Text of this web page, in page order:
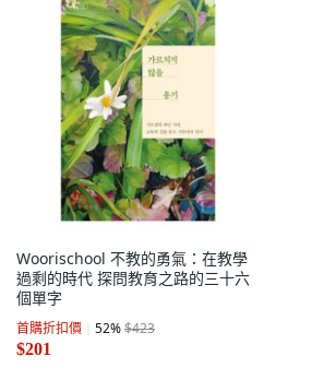
Woorischool 不教的勇氣：在教學
過剩的時代 探問教育之路的三十六
個單字
首購折扣價 52%$423
$201